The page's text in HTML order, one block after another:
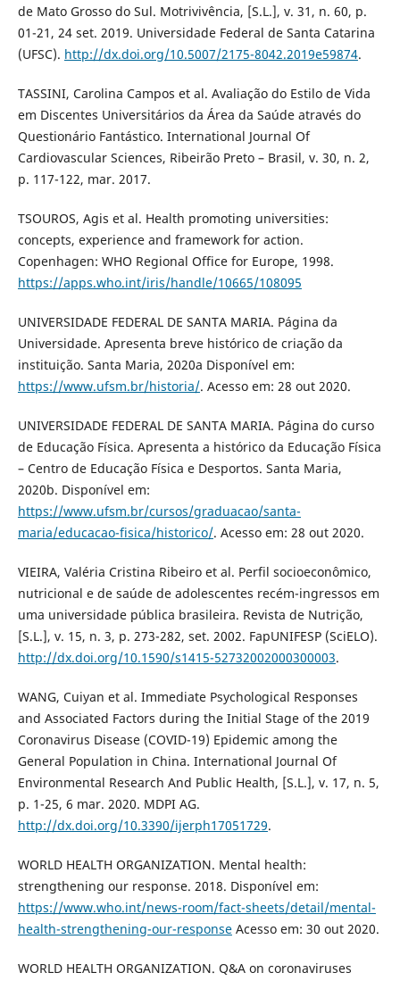
de Mato Grosso do Sul. Motrivivência, [S.L.], v. 31, n. 60, p.
01-21, 24 set. 2019. Universidade Federal de Santa Catarina
(UFSC). http://dx.doi.org/10.5007/2175-8042.2019e59874.
TASSINI, Carolina Campos et al. Avaliação do Estilo de Vida
em Discentes Universitários da Área da Saúde através do
Questionário Fantástico. International Journal Of
Cardiovascular Sciences, Ribeirão Preto – Brasil, v. 30, n. 2,
p. 117-122, mar. 2017.
TSOUROS, Agis et al. Health promoting universities:
concepts, experience and framework for action.
Copenhagen: WHO Regional Office for Europe, 1998.
https://apps.who.int/iris/handle/10665/108095
UNIVERSIDADE FEDERAL DE SANTA MARIA. Página da
Universidade. Apresenta breve histórico de criação da
instituição. Santa Maria, 2020a Disponível em:
https://www.ufsm.br/historia/. Acesso em: 28 out 2020.
UNIVERSIDADE FEDERAL DE SANTA MARIA. Página do curso
de Educação Física. Apresenta a histórico da Educação Física
– Centro de Educação Física e Desportos. Santa Maria,
2020b. Disponível em:
https://www.ufsm.br/cursos/graduacao/santa-
maria/educacao-fisica/historico/. Acesso em: 28 out 2020.
VIEIRA, Valéria Cristina Ribeiro et al. Perfil socioeconômico,
nutricional e de saúde de adolescentes recém-ingressos em
uma universidade pública brasileira. Revista de Nutrição,
[S.L.], v. 15, n. 3, p. 273-282, set. 2002. FapUNIFESP (SciELO).
http://dx.doi.org/10.1590/s1415-52732002000300003.
WANG, Cuiyan et al. Immediate Psychological Responses
and Associated Factors during the Initial Stage of the 2019
Coronavirus Disease (COVID-19) Epidemic among the
General Population in China. International Journal Of
Environmental Research And Public Health, [S.L.], v. 17, n. 5,
p. 1-25, 6 mar. 2020. MDPI AG.
http://dx.doi.org/10.3390/ijerph17051729.
WORLD HEALTH ORGANIZATION. Mental health:
strengthening our response. 2018. Disponível em:
https://www.who.int/news-room/fact-sheets/detail/mental-
health-strengthening-our-responseAcesso em: 30 out 2020.
WORLD HEALTH ORGANIZATION. Q&A on coronaviruses